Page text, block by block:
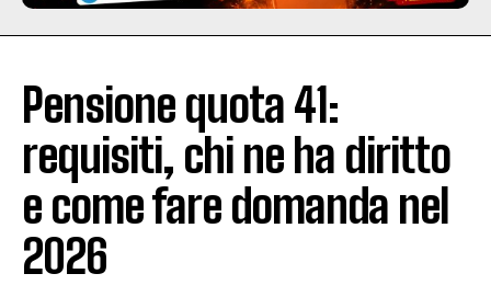
Pensione quota 41:
requisiti, chi ne ha diritto
e come fare domanda nel
2026